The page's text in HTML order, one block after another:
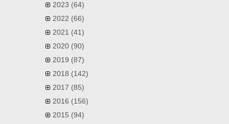
2023 (64)
2022 (66)
2021 (41)
2020 (90)
2019 (87)
2018 (142)
2017 (85)
2016 (156)
2015 (94)